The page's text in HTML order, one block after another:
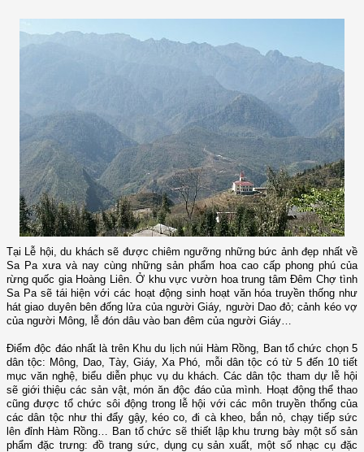
Tại Lễ hội, du khách sẽ được chiêm ngưỡng những bức ảnh đẹp nhất về
Sa Pa xưa và nay cùng những sản phẩm hoa cao cấp phong phú của
rừng quốc gia Hoàng Liên. Ở khu vực vườn hoa trung tâm Đêm Chợ tình
Sa Pa sẽ tái hiện với các hoạt động sinh hoạt văn hóa truyền thống như
hát giao duyên bên đống lửa của người Giáy, người Dao đỏ; cảnh kéo vợ
của người Mông, lễ đón dâu vào ban đêm của người Giáy…
Điểm độc đáo nhất là trên Khu du lịch núi Hàm Rồng, Ban tổ chức chọn 5
dân tộc: Mông, Dao, Tày, Giáy, Xa Phó, mỗi dân tộc có từ 5 đến 10 tiết
mục văn nghệ, biểu diễn phục vụ du khách. Các dân tộc tham dự lễ hội
sẽ giới thiệu các sản vật, món ăn độc đáo của mình. Hoạt động thể thao
cũng được tổ chức sôi động trong lễ hội với các môn truyền thống của
các dân tộc như thi đẩy gậy, kéo co, đi cà kheo, bắn nỏ, chạy tiếp sức
lên đỉnh Hàm Rồng… Ban tổ chức sẽ thiết lập khu trưng bày một số sản
phẩm đặc trưng: đồ trang sức, dụng cụ sản xuất, một số nhạc cụ đặc